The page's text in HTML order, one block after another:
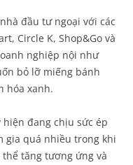
đầu tư ngoại với các
Circle K, Shop&Go và
nghiệp nội như
bỏ lỡ miếng bánh
hóa xanh.
hiện đang chịu sức ép
gia quá nhiều trong khi
tăng tương ứng và